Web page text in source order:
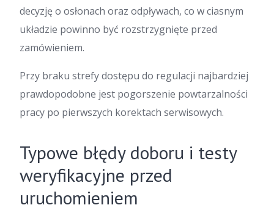
decyzję o osłonach oraz odpływach, co w ciasnym
układzie powinno być rozstrzygnięte przed
zamówieniem.
Przy braku strefy dostępu do regulacji najbardziej
prawdopodobne jest pogorszenie powtarzalności
pracy po pierwszych korektach serwisowych.
Typowe błędy doboru i testy
weryfikacyjne przed
uruchomieniem